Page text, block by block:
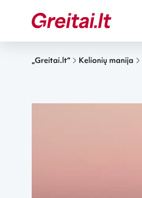
„Greitai.lt“ Kelionių manija